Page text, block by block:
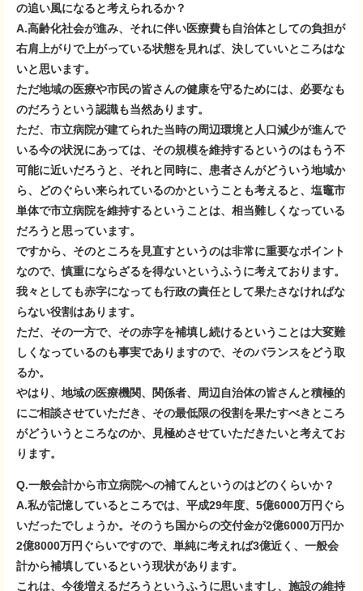
の追い風になると考えられるか？
A.高齢化社会が進み、それに伴い医療費も自治体としての負担が
右肩上がりで上がっている状態を見れば、決していいところはな
いと思います。
ただ地域の医療や市民の皆さんの健康を守るためには、必要なも
のだろうという認識も当然あります。
ただ、市立病院が建てられた当時の周辺環境と人口減少が進んで
いる今の状況にあっては、その規模を維持するというのはもう不
可能に近いだろうと、それと同時に、患者さんがどういう地域か
ら、どのぐらい来られているのかということも考えると、塩竈市
単体で市立病院を維持するということは、相当難しくなっている
だろうと思っています。
ですから、そのところを見直すというのは非常に重要なポイント
なので、慎重にならざるを得ないというふうに考えております。
我々としても赤字になっても行政の責任として果たさなければな
らない役割はあります。
ただ、その一方で、その赤字を補填し続けるということは大変難
しくなっているのも事実でありますので、そのバランスをどう取
るか。
やはり、地域の医療機関、関係者、周辺自治体の皆さんと積極的
にご相談させていただき、その最低限の役割を果たすべきところ
がどういうところなのか、見極めさせていただきたいと考えてお
ります。
Q.一般会計から市立病院への補てんというのはどのくらいか？
A.私が記憶しているところでは、平成29年度、5億6000万円ぐら
いだったでしょうか。そのうち国からの交付金が2億6000万円か
2億8000万円ぐらいですので、単純に考えれば3億近く、一般会
計から補填しているという現状があります。
これは、今後増えるだろうというふうに思いますし、施設の維持